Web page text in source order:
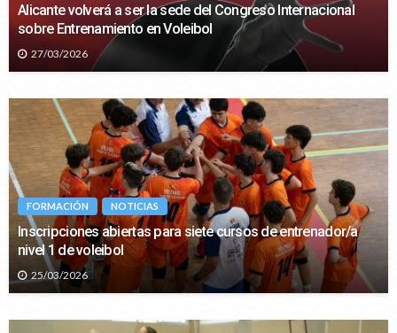
Alicante volverá a ser la sede del Congreso Internacional
sobre Entrenamiento en Voleibol
27/03/2026
FORMACIÓN NOTICIAS
Inscripciones abiertas para siete cursos de entrenador/a
nivel 1 de voleibol
25/03/2026